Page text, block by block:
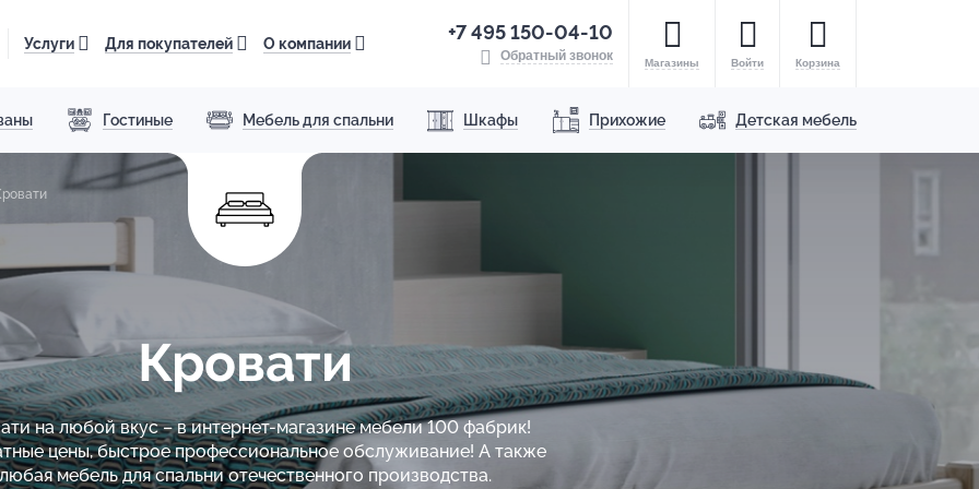
Услуги Для покупателей О компании +7 495 150-04-10
Обратный звонок Магазины Войти Корзина
Гостиные Мебель для спальни Шкафы Прихожие Детская мебель
Кровати
на любой вкус – в интернет-магазине мебели 100 фабрик!
цены, быстрое профессиональное обслуживание! А также
мебель для спальни отечественного производства.